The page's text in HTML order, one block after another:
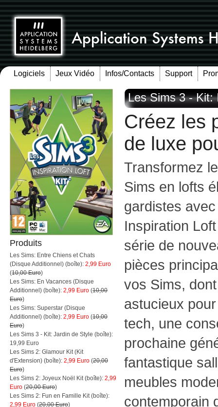
Logiciels Jeux Vidéo Infos/Contacts Support
Produits
Les Sims: Entre Chiens et Chats
(Disque Additionnel) (boîte): 2,99 Euro
(10,00 Euro)
Les Sims: En Vacances (Disque
Additionnel) (boîte): 2,99 Euro (10,00
Euro)
Les Sims: Superstar (Disque
Additionnel) (boîte): 2,99 Euro (10,00
Euro)
Les Sims 3 - Kit: Jardin de Style (boîte):
19,99 Euro
Les Sims 2: Glamour Kit (Kit
d'Extension) (boîte): 2,99 Euro (20,00
Euro)
Les Sims 2: Joyeux Noël Kit (boîte): 2,99
Euro (20,00 Euro)
Les Sims 2: Fun en Famille Kit (boîte):
2,99 Euro (20,00 Euro)
Les Sims 3 - Kit:
Créez les
de luxe
Transformez
Sims en lofts
gardistes
Inspiration
série de
pièces
vos Sims,
astucieux
tech, une
prochaine
fantastique
meubles
contemporain